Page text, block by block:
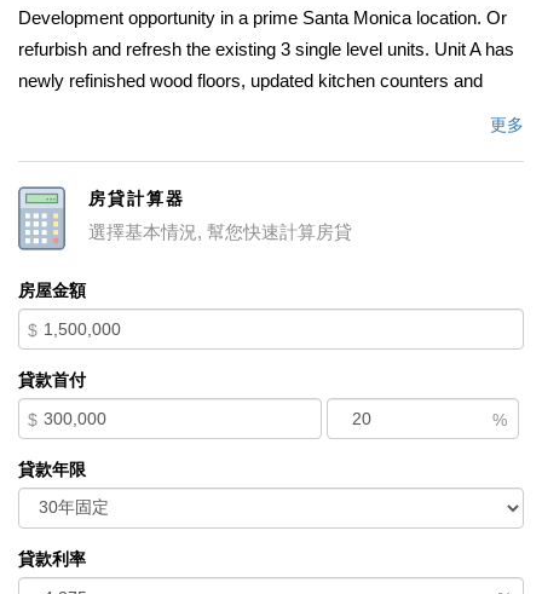
Development opportunity in a prime Santa Monica location. Or
refurbish and refresh the existing 3 single level units. Unit A has
newly refinished wood floors, updated kitchen counters and
into a great room. This unit to be delivered vacant. Community
laundry and electric car charger in one garage bay.
更多
房貸計算器
選擇基本情況, 幫您快速計算房貸
房屋金額
$
貸款首付
$ %
貸款年限
貸款利率